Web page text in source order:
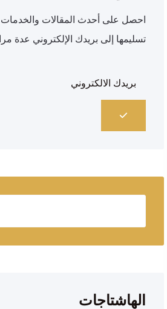
احصل على أحدث المقالات والخدمات
تسليمها إلى بريدك الإلكتروني عدة
الهاشتاجات